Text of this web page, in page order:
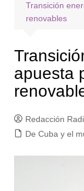
Transición
renovables
apuesta
Redacción
De Cuba y el